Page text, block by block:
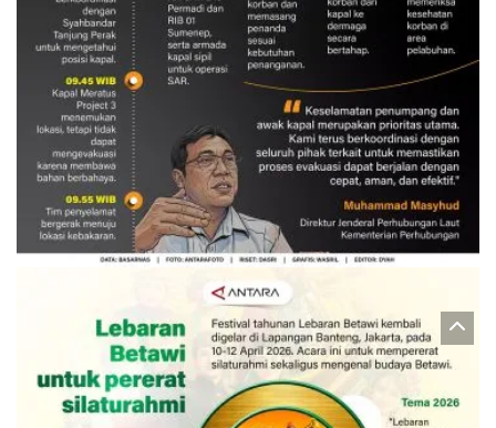
Evakuasi korban kebakaran KM
Mutiara Sentosa 2
3 Agustus 2026